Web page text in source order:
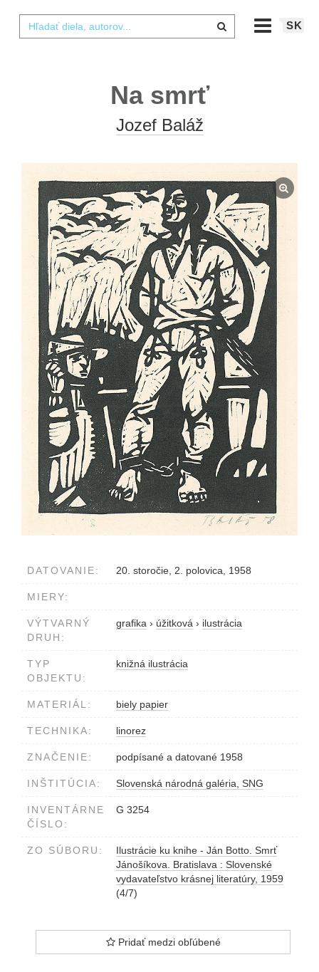
SK
Na smrť
Jozef Baláž
DATOVANIE: 20. storočie, 2. polovica, 1958
MIERY:
VÝTVARNÝ
DRUH:
grafika › úžitková › ilustrácia
TYP
OBJEKTU:
knižná ilustrácia
MATERIÁL: biely papier
TECHNIKA: linorez
ZNAČENIE: podpísané a datované 1958
INŠTITÚCIA: Slovenská národná galéria, SNG
INVENTÁRNE
ČÍSLO:
G 3254
ZO SÚBORU:
Ilustrácie ku knihe - Ján Botto. Smrť
Jánošíkova. Bratislava : Slovenské
vydavateľstvo krásnej literatúry, 1959
(4/7)
Pridať medzi obľúbené